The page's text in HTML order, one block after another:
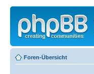
Foren-Übersicht